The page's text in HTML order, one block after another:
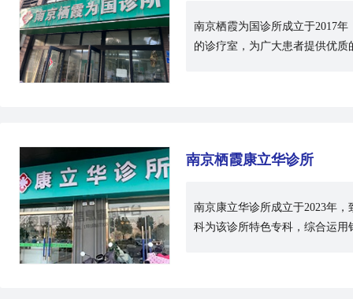
南京栖霞为国诊所成立于2017
的诊疗室，为广大患者提供优
南京栖霞康立华诊所
南京康立华诊所成立于2023年
科为该诊所特色专科，综合运